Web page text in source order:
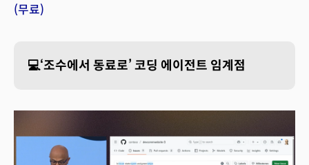
(무료)
💻‘조수에서 동료로’ 코딩 에이전트 임계점